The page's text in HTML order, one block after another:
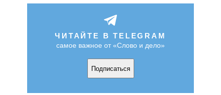
ЧИТАЙТЕ В TELEGRAM
самое важное от «Слово и дело»
Подписаться